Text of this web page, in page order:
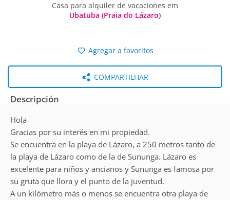
Casa para alquiler de vacaciones em
Ubatuba (Praia do Lázaro)
Agregar a favoritos
COMPARTILHAR
Descripción
Hola
Gracias por su interés en mi propiedad.
Se encuentra en la playa de Lázaro, a 250 metros tanto de
la playa de Lázaro como de la de Sununga. Lázaro es
excelente para niños y ancianos y Sununga es famosa por
su gruta que llora y el punto de la juventud.
A un kilómetro más o menos se encuentra otra playa de